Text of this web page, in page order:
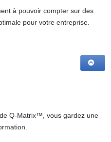
à pouvoir compter sur des
pour votre entreprise.
Q-Matrix™, vous gardez une